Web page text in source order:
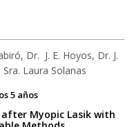
Dr. J. E. Hoyos, Dr. J.
Laura Solanas
5 años
Myopic Lasik with